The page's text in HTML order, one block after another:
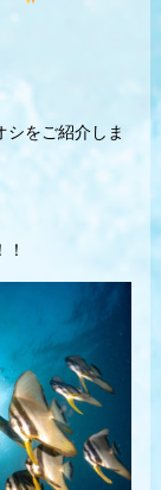
シをご紹介しま